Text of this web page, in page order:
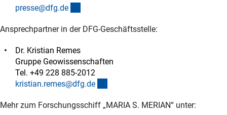
presse@dfg.de
Ansprechpartner in der DFG-Geschäftsstelle:
Dr. Kristian Remes
Gruppe Geowissenschaften
Tel. +49 228 885-2012
kristian.remes@dfg.de
Mehr zum Forschungsschiff „MARIA S. MERIAN“ unter: